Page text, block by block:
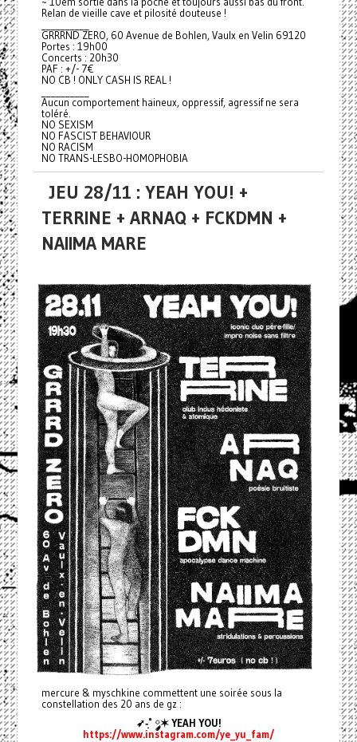
Relan de vieille cave et pilosité douteuse !
GRRRND ZERO, 60 Avenue de Bohlen, Vaulx en Velin 69120
Portes : 19h00
Concerts : 20h30
PAF : +/- 7€
NO CB ! ONLY CASH IS REAL !
Aucun comportement haineux, oppressif, agressif ne sera
toléré.
NO SEXISM
NO FASCIST BEHAVIOUR
NO RACISM
NO TRANS-LESBO-HOMOPHOBIA
JEU 28/11 : YEAH YOU! +
TERRINE + ARNAQ + FCKDMN +
NAIIMA MARE
mercure & myschkine commettent une soirée sous la
constellation des 20 ans de gz :
➶-͙˚ ༘✶ YEAH YOU!
https://www.instagram.com/ye_yu_fam/